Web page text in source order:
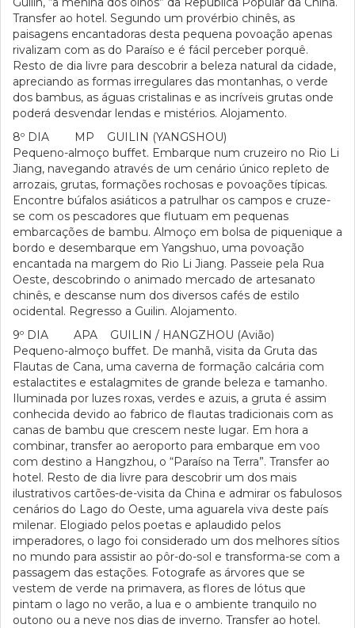
Transfer ao hotel. Segundo um provérbio chinês, as
paisagens encantadoras desta pequena povoação apenas
rivalizam com as do Paraíso e é fácil perceber porquê.
Resto de dia livre para descobrir a beleza natural da cidade,
apreciando as formas irregulares das montanhas, o verde
dos bambus, as águas cristalinas e as incríveis grutas onde
poderá desvendar lendas e mistérios. Alojamento.
8º DIA MP GUILIN (YANGSHOU)
Pequeno-almoço buffet. Embarque num cruzeiro no Rio Li
Jiang, navegando através de um cenário único repleto de
arrozais, grutas, formações rochosas e povoações típicas.
Encontre búfalos asiáticos a patrulhar os campos e cruze-
se com os pescadores que flutuam em pequenas
embarcações de bambu. Almoço em bolsa de piquenique a
bordo e desembarque em Yangshuo, uma povoação
encantada na margem do Rio Li Jiang. Passeie pela Rua
Oeste, descobrindo o animado mercado de artesanato
chinês, e descanse num dos diversos cafés de estilo
ocidental. Regresso a Guilin. Alojamento.
9º DIA APA GUILIN / HANGZHOU (Avião)
Pequeno-almoço buffet. De manhã, visita da Gruta das
Flautas de Cana, uma caverna de formação calcária com
estalactites e estalagmites de grande beleza e tamanho.
Iluminada por luzes roxas, verdes e azuis, a gruta é assim
conhecida devido ao fabrico de flautas tradicionais com as
canas de bambu que crescem neste lugar. Em hora a
combinar, transfer ao aeroporto para embarque em voo
com destino a Hangzhou, o “Paraíso na Terra”. Transfer ao
hotel. Resto de dia livre para descobrir um dos mais
ilustrativos cartões-de-visita da China e admirar os fabulosos
cenários do Lago do Oeste, uma aguarela viva deste país
milenar. Elogiado pelos poetas e aplaudido pelos
imperadores, o lago foi considerado um dos melhores sítios
no mundo para assistir ao pôr-do-sol e transforma-se com a
passagem das estações. Fotografe as árvores que se
vestem de verde na primavera, as flores de lótus que
pintam o lago no verão, a lua e o ambiente tranquilo no
outono ou a neve nos dias de inverno. Transfer ao hotel.